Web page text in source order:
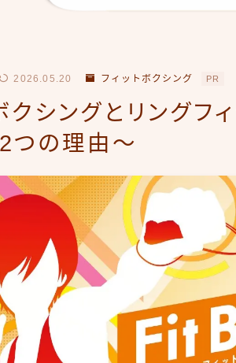
2026.05.20 フィットボクシング PR
クシングとリングフ
つの理由～